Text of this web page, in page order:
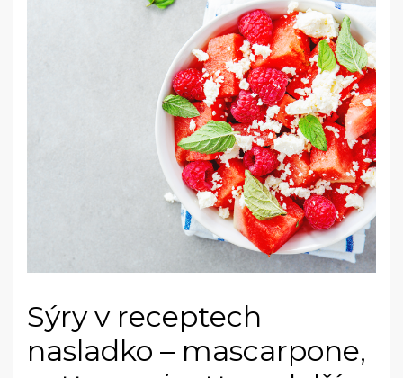
Sýry v receptech
nasladko – mascarpone,